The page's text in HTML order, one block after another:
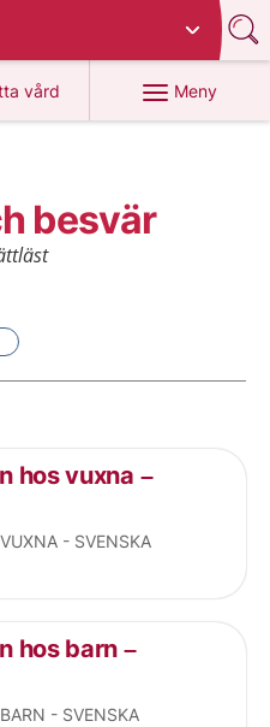
vård
på 1177.se
Meny
besvär
hos vuxna –
- SVENSKA
hos barn –
- SVENSKA